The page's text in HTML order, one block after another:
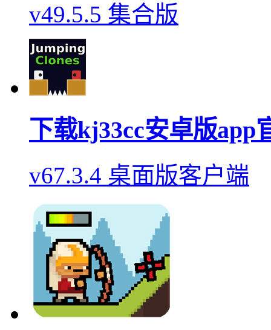
v49.5.5 集合版
下载kj33cc安卓版app
v67.3.4 桌面版客户端